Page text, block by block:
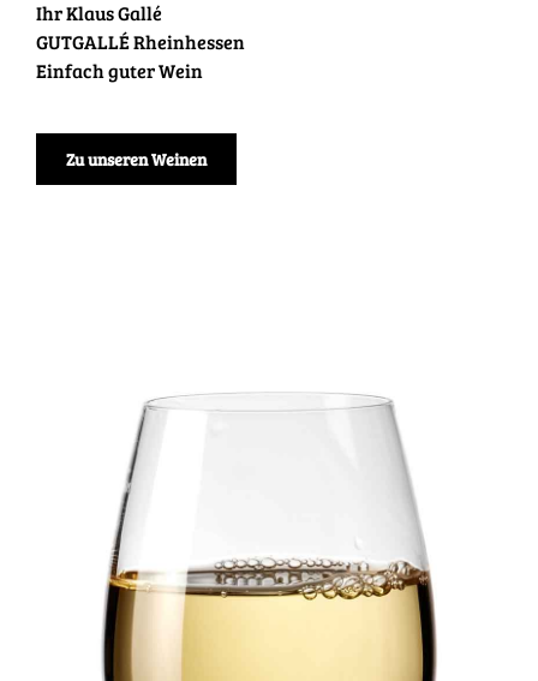
Ihr Klaus Gallé
GUTGALLÉ Rheinhessen
Einfach guter Wein
Zu unseren Weinen